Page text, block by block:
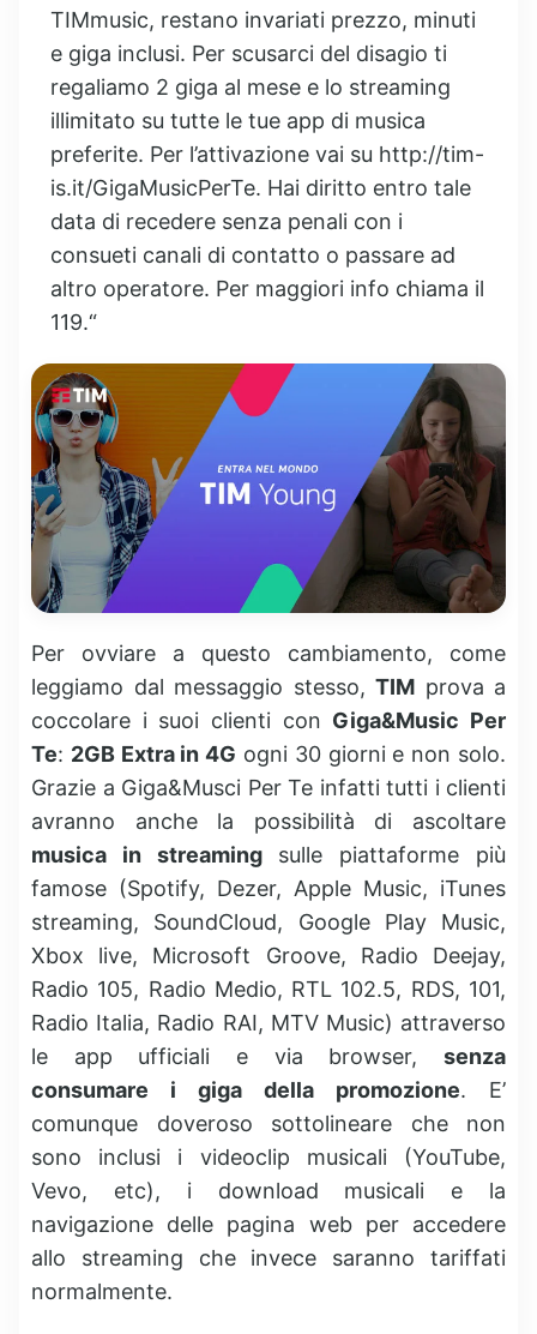
TIMmusic, restano invariati prezzo, minuti
e giga inclusi. Per scusarci del disagio ti
regaliamo 2 giga al mese e lo streaming
illimitato su tutte le tue app di musica
preferite. Per l’attivazione vai su http://tim-
is.it/GigaMusicPerTe. Hai diritto entro tale
data di recedere senza penali con i
consueti canali di contatto o passare ad
altro operatore. Per maggiori info chiama il
119.“
Per ovviare a questo cambiamento, come
leggiamo dal messaggio stesso, TIM prova a
coccolare i suoi clienti con Giga&Music Per
Te: 2GB Extra in 4G ogni 30 giorni e non solo.
Grazie a Giga&Musci Per Te infatti tutti i clienti
avranno anche la possibilità di ascoltare
musica in streamingsulle piattaforme più
famose (Spotify, Dezer, Apple Music, iTunes
streaming, SoundCloud, Google Play Music,
Xbox live, Microsoft Groove, Radio Deejay,
Radio 105, Radio Medio, RTL 102.5, RDS, 101,
Radio Italia, Radio RAI, MTV Music) attraverso
le app ufficiali e via browser, senza
consumare i giga della promozione. E’
comunque doveroso sottolineare che non
sono inclusi i videoclip musicali (YouTube,
Vevo, etc), i download musicali e la
navigazione delle pagina web per accedere
allo streaming che invece saranno tariffati
normalmente.